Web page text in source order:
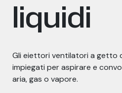
liquidi
Gli eiettori ventilatori a getto
impiegati per aspirare e
aria, gas o vapore.